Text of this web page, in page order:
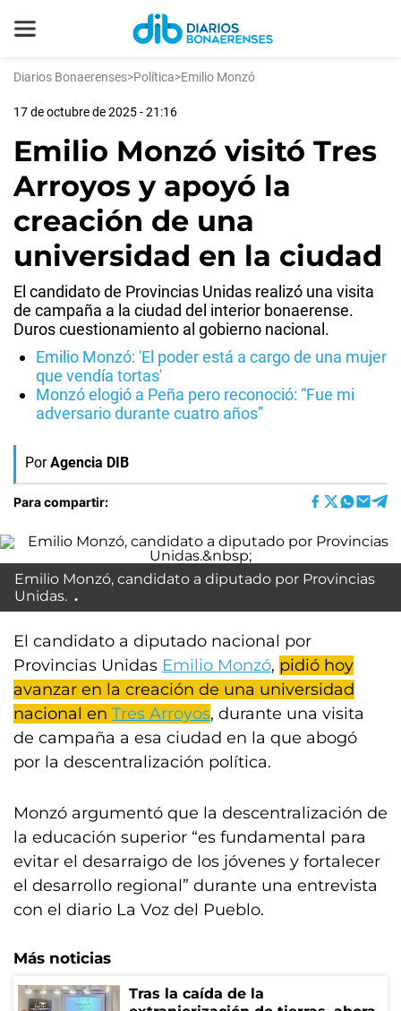
Diarios Bonaerenses>Política>Emilio Monzó
17 de octubre de 2025 - 21:16
Emilio Monzó visitó Tres
Arroyos y apoyó la
creación de una
universidad en la ciudad
El candidato de Provincias Unidas realizó una visita
de campaña a la ciudad del interior bonaerense.
Duros cuestionamiento al gobierno nacional.
Emilio Monzó: 'El poder está a cargo de una mujer
que vendía tortas'
Monzó elogió a Peña pero reconoció: “Fue mi
adversario durante cuatro años”
Por Agencia DIB
Para compartir:
Emilio Monzó, candidato a diputado por Provincias
Unidas.
El candidato a diputado nacional por
Provincias Unidas Emilio Monzó, pidió hoy
avanzar en la creación de una universidad
nacional en Tres Arroyos, durante una visita
de campaña a esa ciudad en la que abogó
por la descentralización política.
Monzó argumentó que la descentralización de
la educación superior “es fundamental para
evitar el desarraigo de los jóvenes y fortalecer
el desarrollo regional” durante una entrevista
con el diario La Voz del Pueblo.
Más noticias
Tras la caída de la